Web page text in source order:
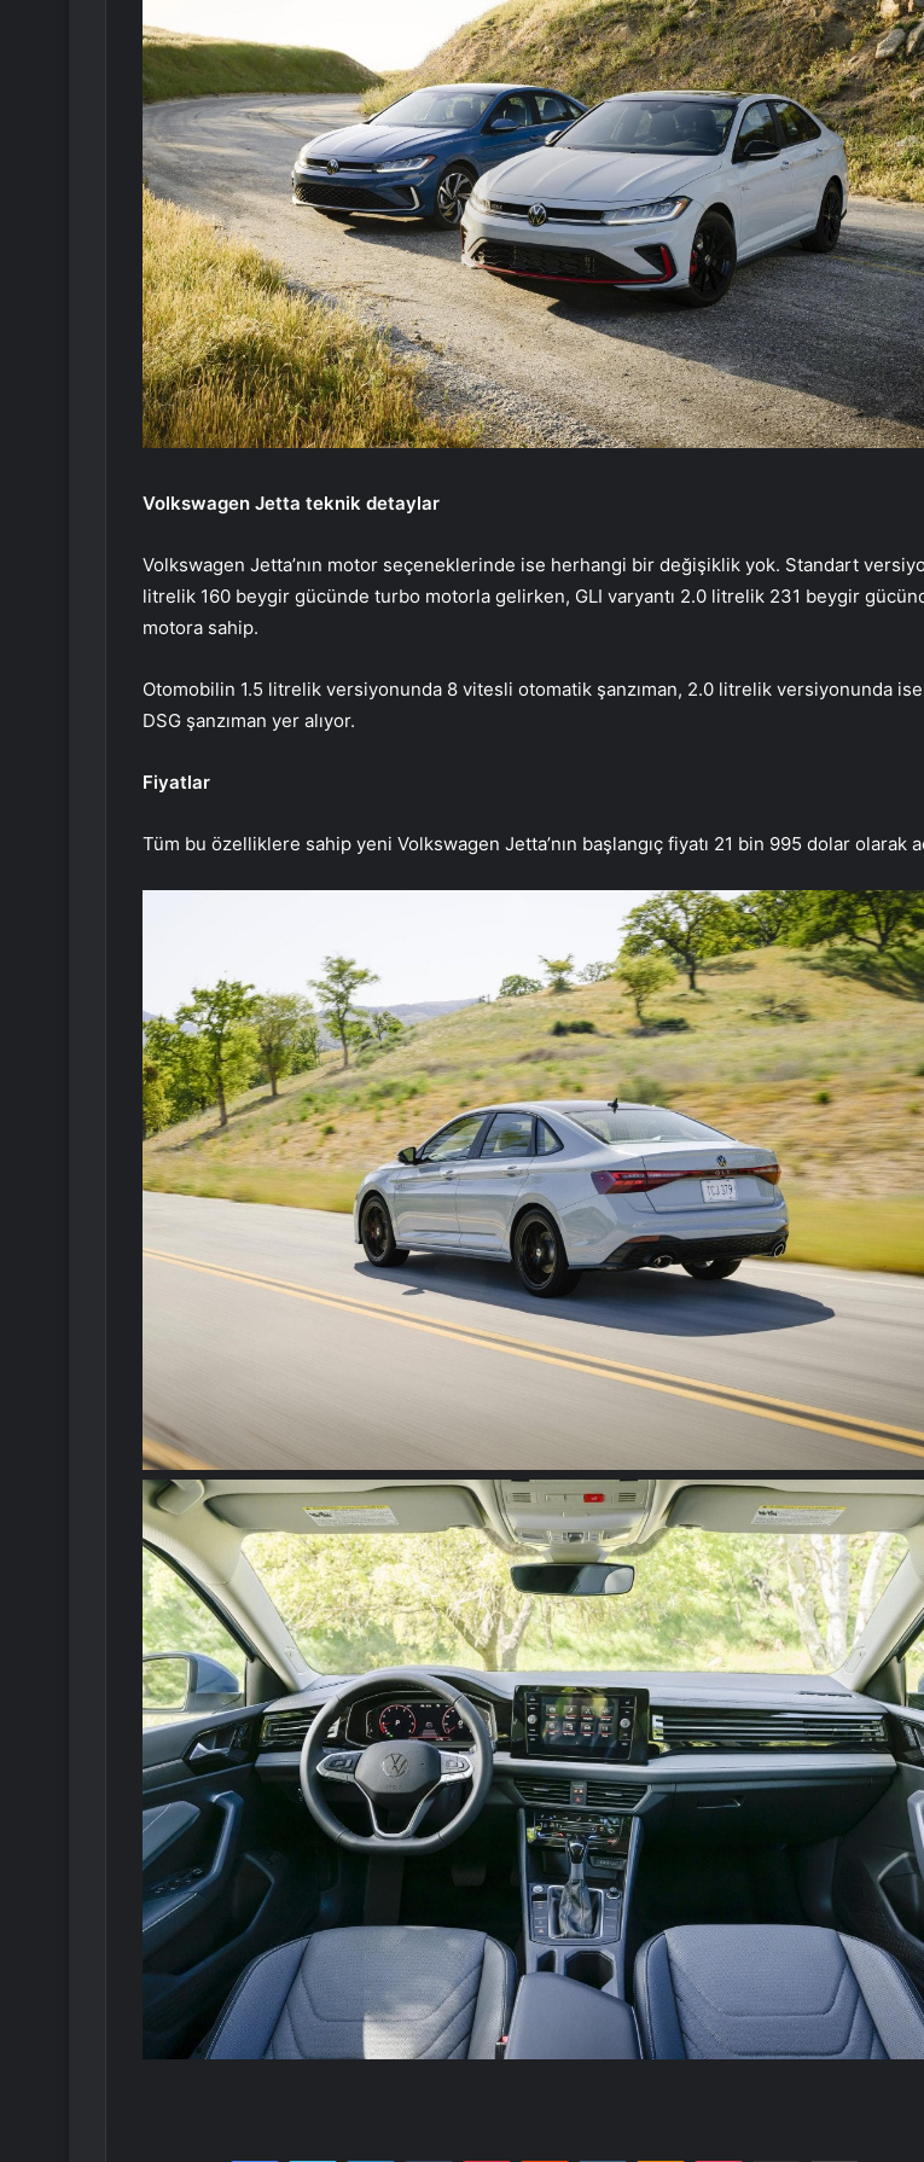
Volkswagen Jetta teknik detaylar
Volkswagen Jetta’nın motor seçeneklerinde ise herhangi bir değişiklik yok. Standart
litrelik 160 beygir gücünde turbo motorla gelirken, GLI varyantı 2.0 litrelik 231 beygir
motora sahip.
Otomobilin 1.5 litrelik versiyonunda 8 vitesli otomatik şanzıman, 2.0 litrelik versiyonunda
DSG şanzıman yer alıyor.
Fiyatlar
Tüm bu özelliklere sahip yeni Volkswagen Jetta’nın başlangıç fiyatı 21 bin 995 dolar olarak